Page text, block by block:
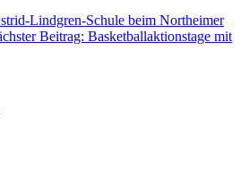
Lindgren-Schule beim Northeimer
Beitrag: Basketballaktionstage mit